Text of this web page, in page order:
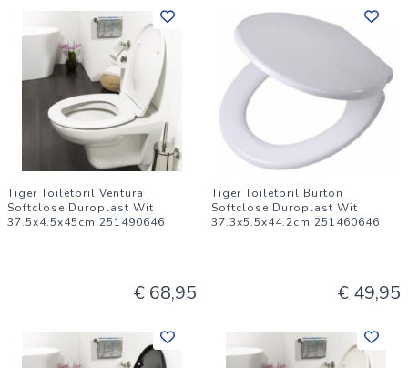
Tiger Toiletbril Ventura
Softclose Duroplast Wit
37.5x4.5x45cm 251490646
€ 68,95
Tiger Toiletbril Burton
Softclose Duroplast Wit
37.3x5.5x44.2cm 251460646
€ 49,95